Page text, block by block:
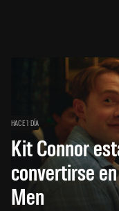
HACE 1 DÍA
Kit Connor
convertirse
Men